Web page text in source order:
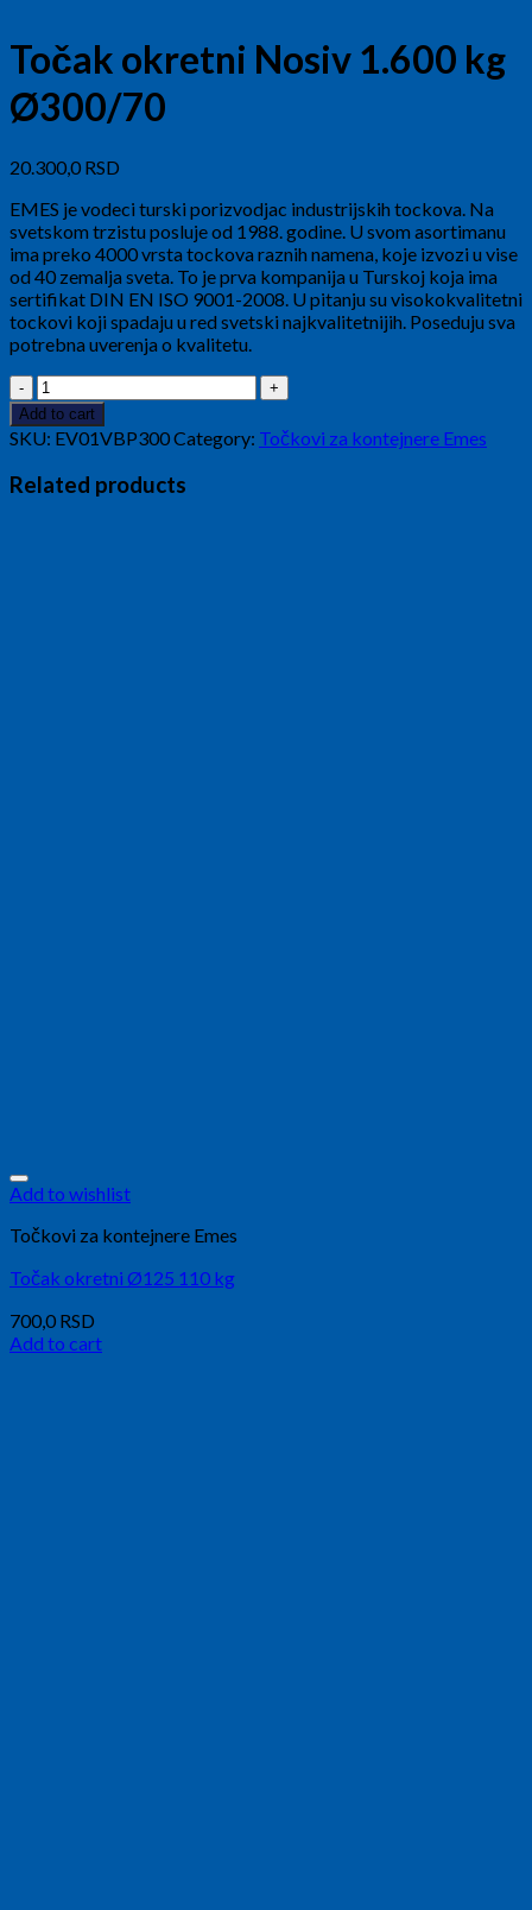
Točak okretni Nosiv 1.600 kg
Ø300/70
20.300,0 RSD
EMES je vodeci turski porizvodjac industrijskih tockova. Na
svetskom trzistu posluje od 1988. godine. U svom asortimanu
ima preko 4000 vrsta tockova raznih namena, koje izvozi u vise
od 40 zemalja sveta. To je prva kompanija u Turskoj koja ima
sertifikat DIN EN ISO 9001-2008. U pitanju su visokokvalitetni
tockovi koji spadaju u red svetski najkvalitetnijih. Poseduju sva
potrebna uverenja o kvalitetu.
Točak
okretni
Nosiv
1.600
kg
Ø300/70
Add to cart
SKU: EV01VBP300Category: Točkovi za kontejnere Emes
Related products
Add to wishlist
Točkovi za kontejnere Emes
Točak okretni Ø125 110 kg
700,0 RSD
Add to cart